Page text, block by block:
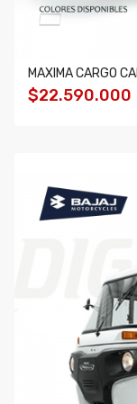
MAXIMA CARGO
$22.590.000